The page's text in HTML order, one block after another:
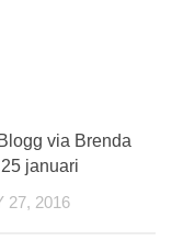
via Brenda
januari
27, 2016